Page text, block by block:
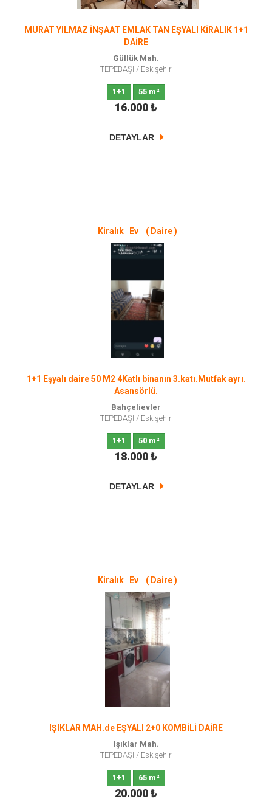
MURAT YILMAZ İNŞAAT EMLAK TAN EŞYALI KİRALIK 1+1
DAİRE
Güllük Mah.
TEPEBAŞI / Eskişehir
1+1 55 m²
16.000₺
DETAYLAR
Kiralık Ev ( Daire )
1+1 Eşyalı daire 50 M2 4Katlı binanın 3.katı.Mutfak ayrı.
Asansörlü.
Bahçelievler
TEPEBAŞI / Eskişehir
1+1 50 m²
18.000₺
DETAYLAR
Kiralık Ev ( Daire )
IŞIKLAR MAH.de EŞYALI 2+0 KOMBİLİ DAİRE
Işıklar Mah.
TEPEBAŞI / Eskişehir
1+1 65 m²
20.000₺